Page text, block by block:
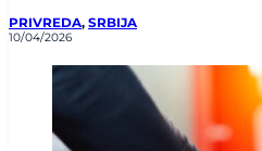
PRIVREDA, SRBIJA
10/04/2026